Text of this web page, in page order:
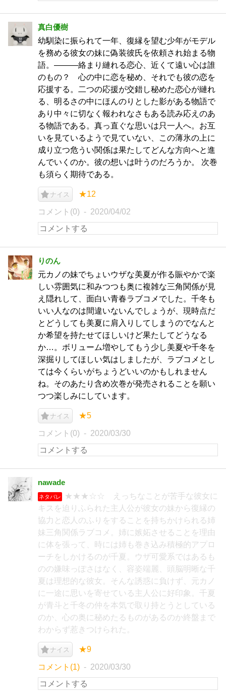
真白優樹
幼馴染に振られて一年、復縁を望む少年がモデル
を務める彼女の妹に偽装彼氏を依頼され始まる物
語。―――絡まり縺れる恋心、近くて遠い心は誰
のもの？ 心の中に恋を秘め、それでも彼の恋を
応援する。二つの応援が交錯し秘めた恋心が縺れ
る、明るさの中にほんのりとした影がある物語で
あり中々に切なく報われなさもある読み応えのあ
る物語である。真っ直ぐな思いは只一人へ。お互
いを見ているようで見ていない、この薄氷の上に
成り立つ危うい関係は果たしてどんな方向へと進
んでいくのか。彼の想いは叶うのだろうか。 次巻
も須らく期待である。
ナイス ★12
コメント(0) 2020/04/02
りのん
元カノの妹でちょいウザな美夏が作る賑やかで楽
しい雰囲気に和みつつも奥に複雑な三角関係が見
え隠れして、面白い青春ラブコメでした。千冬も
いい人なのは間違いないんでしょうが、現時点だ
とどうしても美夏に肩入りしてしまうのでなんと
か希望を持たせてほしいけど果たしてどうなる
か…。ボリューム増やしてもう少し美夏や千冬を
深掘りしてほしい気はしましたが、ラブコメとし
ては今くらいがちょうどいいのかもしれません
ね。そのあたり含め次巻が発売されることを願い
つつ楽しみにしています。
ナイス ★5
コメント(0) 2020/03/30
nawade
ネタバレ
★★★☆☆ えっちなことが苦手な彼女に
キスを迫りふられた主人公が彼女の妹から復縁の
協力と恋人のふりをすることを持ちかけられる姉
妹三角関係ラブコメ。姉に嫉妬させることを理由
に体を張って、時には姉も巻き込み積極的アプロ
ーチをしかけるのが千夏。ウザ可愛系ではあるも
のの嫌味っぽさはなく、容姿端麗、頭脳明晰な千
夏は理想的な彼女。そんな誘惑に負けず、元カノ
に一途に思いを寄せている主人公に好印象。千夏
が青斗と千冬の仲を本気で取り持とうとしている
のか、心の奥に秘めたるものがあるのか終盤まで
わからず惹きつけられた。
ナイス ★9
コメント(1) 2020/03/30